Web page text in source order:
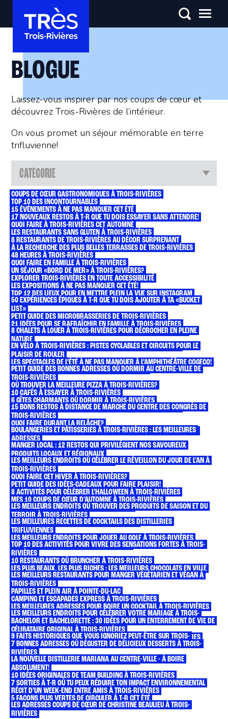
BLOGUE
Laissez-vous inspirer par nos coups de cœur et
découvrez Trois-Rivières de l’intérieur.
On vous promet un séjour mémorable en terre
trifluvienne!
CATÉGORIE
COUPS DE CŒUR GASTRONOMIQUES À TROIS-RIVIÈRES
TOP 10 DES INCONTOURNABLES
15 ÉVÉNEMENTS À NE PAS MANQUER CET ÉTÉ
17 NOUVEAUX RESTOS À T-R QUE TU DOIS ESSAYER SANS ATTENDRE!
QUOI FAIRE À TROIS-RIVIÈRES CET AUTOMNE
LES RESTAURANTS SANS GLUTEN À TROIS-RIVIÈRES
8 RESTAURANTS DE TROIS-RIVIÈRES AU DÉCOR SURPRENANT
À LA RECHERCHE DES PLUS BELLES TERRASSES DE TROIS-RIVIÈRES
48 HEURES À TROIS-RIVIÈRES
QUOI FAIRE EN FAMILLE À TROIS-RIVIÈRES
UN SÉJOUR «BORD DE MER» À TROIS-RIVIÈRES?
EXPLORER TROIS-RIVIÈRES EN TOUTE ACCESSIBILITÉ
LES EXPOSITIONS À NE PAS MANQUER CET ÉTÉ!
TOP 12 DES LIEUX POUR EN METTRE PLEIN LA VUE SUR INSTAGRAM
BALADE DANS LE QUARTIER HISTORIQUE DE TROIS-RIVIÈRES
50 EXPÉRIENCES ÉPIQUES À T-R QUE TU DOIS AJOUTER À TA «BUCKET
LIST»
PETIT GUIDE DES MICROBRASSERIES DE TROIS-RIVIÈRES
21 IDÉES POUR SE RAFRAÎCHIR EN FAMILLE À TROIS-RIVIÈRES
À LA RECHERCHE DES MEILLEURES POUTINES DE TROIS-RIVIÈRES
8 CHALETS À LOUER À TROIS-RIVIÈRES POUR DÉCROCHER EN PLEINE
NATURE
40 ENDROITS OÙ ALLER AVEC VOTRE CHIEN À TROIS-RIVIÈRES
EN VÉLO À TROIS-RIVIÈRES : PISTES CYCLABLES ET CIRCUITS POUR LE
PLAISIR DE ROULER
LES SPECTACLES DE L’ÉTÉ À NE PAS MANQUER À L’AMPHITHÉÂTRE COGECO!
QUOI FAIRE UN JOUR DE PLUIE À TROIS-RIVIÈRES?
PETIT GUIDE DES BONNES ADRESSES OÙ DORMIR AU CENTRE-VILLE DE
TROIS-RIVIÈRES
OÙ TROUVER LA MEILLEURE PIZZA À TROIS-RIVIÈRES?
10 CAFÉS À ESSAYER À TROIS-RIVIÈRES
6 GÎTES CHARMANTS OÙ DORMIR À TROIS-RIVIÈRES
8 RESTOS OÙ MANGER AVEC VOS ENFANTS À TROIS-RIVIÈRES!
15 BONS RESTOS À DISTANCE DE MARCHE DU CENTRE DES CONGRÈS DE
TROIS-RIVIÈRES
QUOI FAIRE DURANT LA RELÂCHE?
GUIDE DES MEILLEURS RESTAURANTS ASIATIQUES À TROIS-RIVIÈRES
BOULANGERIES ET PÂTISSERIES À TROIS-RIVIÈRES : LES MEILLEURES
ADRESSES
LE NIGHTLIFE À TROIS-RIVIÈRES
MANGER LOCAL : 12 RESTOS QUI PRIVILÉGIENT NOS SAVOUREUX
PRODUITS LOCAUX ET RÉGIONAUX
SORTIE DE COUPLE À TROIS-RIVIÈRES
LES MEILLEURS ENDROITS OÙ CÉLÉBRER LE RÉVEILLON DU JOUR DE L'AN À
TROIS-RIVIÈRES
QUOI FAIRE CET HIVER À TROIS-RIVIÈRES?
PETIT GUIDE DES IDÉES-CADEAUX POUR FAIRE PLAISIR!
8 ACTIVITÉS POUR CÉLÉBRER L’HALLOWEEN À TROIS-RIVIÈRES
MES 10 COUPS DE CŒUR D'AUTOMNE À TROIS-RIVIÈRES
LE CARNET DE VOYAGE DE LYSANNE RICHARD
LES MEILLEURS ENDROITS OÙ TROUVER DES PRODUITS DE SAISON ET DU
TERROIR À TROIS-RIVIÈRES
LES MEILLEURS TRAITEURS DE TROIS-RIVIÈRES
LES MEILLEURES RECETTES DE COCKTAILS DES DISTILLERIES
TRIFLUVIENNES
LES MEILLEURS ENDROITS POUR JOUER AU GOLF À TROIS-RIVIÈRES
LES MEILLEURES GLACES DE TROIS-RIVIÈRES
TOP 10 DES ACTIVITÉS POUR VIVRE DES SENSATIONS FORTES À TROIS-
RIVIÈRES
10 RESTAURANTS OÙ BRUNCHER À TROIS-RIVIÈRES
LES PLUS BEAUX, LES PLUS RICHES : LES MEILLEURS CHOCOLATS EN VILLE
ROADTRIP SUR LE CHEMIN DU ROY
LES MEILLEURS RESTAURANTS POUR MANGER VÉGÉTARIEN ET VÉGAN À
TROIS-RIVIÈRES
PAPILLES ET PLEIN AIR À POINTE-DU-LAC
CAMPING ET ESCAPADES EXPRESS À TROIS-RIVIÈRES
LES MEILLEURES ADRESSES POUR BOIRE UN COCKTAIL À TROIS-RIVIÈRES
WEEK-END DE FILLES À TROIS-RIVIÈRES
LES MEILLEURS ENDROITS POUR CÉLÉBRER VOTRE MARIAGE À TROIS-
RIVIÈRES
BACHELOR ET BACHELORETTE : 30 IDÉES POUR UN ENTERREMENT DE VIE DE
CÉLIBATAIRE ORIGINAL À TROIS-RIVIÈRES
10 ENDROITS OÙ ORGANISER UNE FÊTE D’ENFANTS À TROIS-RIVIÈRES
9 FAITS HISTORIQUES QUE VOUS IGNORIEZ PEUT-ÊTRE SUR TROIS-
RIVIÈRES
7 BONNES ADRESSES OÙ DÉGUSTER DE DÉLICIEUX DESSERTS À TROIS-
RIVIÈRES
TRÈS TROIS-RIVIÈRES SOUFFLE SA 15E BOUGIE
LA NOUVELLE DISTILLERIE MARIANA AU CENTRE-VILLE - À BOIRE
ABSOLUMENT!
10 IDÉES ORIGINALES DE TEAM BUILDING À TROIS-RIVIÈRES
7 SORTIES À T-R OÙ TU PEUX RÉDUIRE TON IMPACT ENVIRONNEMENTAL
RÉCIT D’UN WEEK-END ENTRE AMIS À TROIS-RIVIÈRES
5 FAÇONS PLUS VERTES DE CIRCULER À T-R CET ÉTÉ
COURIR À TROIS-RIVIÈRES
LES ADRESSES COUPS DE CŒUR DE CHRISTINE BEAULIEU À TROIS-
RIVIÈRES